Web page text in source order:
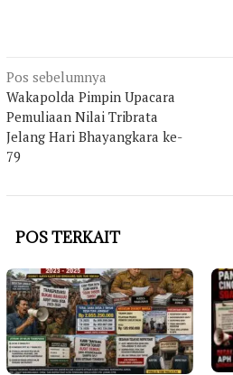
Navigasi
pos
Pos sebelumnya
Wakapolda Pimpin Upacara
Pemuliaan Nilai Tribrata
Jelang Hari Bhayangkara ke-
79
POS TERKAIT